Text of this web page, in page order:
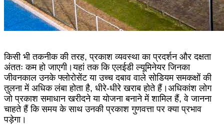
किसी भी तकनीक की तरह, प्रकाश व्यवस्था का प्रदर्शन और दक्षता
अंततः कम हो जाएगी।यहां तक ​​कि एलईडी ल्यूमिनेयर जिनका
जीवनकाल उनके फ्लोरोसेंट या उच्च दबाव वाले सोडियम समकक्षों की
तुलना में अधिक लंबा होता है, धीरे-धीरे खराब होते हैं।अधिकांश लोग
जो प्रकाश समाधान खरीदने या योजना बनाने में शामिल हैं, वे जानना
चाहते हैं कि समय के साथ उनकी प्रकाश गुणवत्ता पर क्या प्रभाव
पड़ेगा।